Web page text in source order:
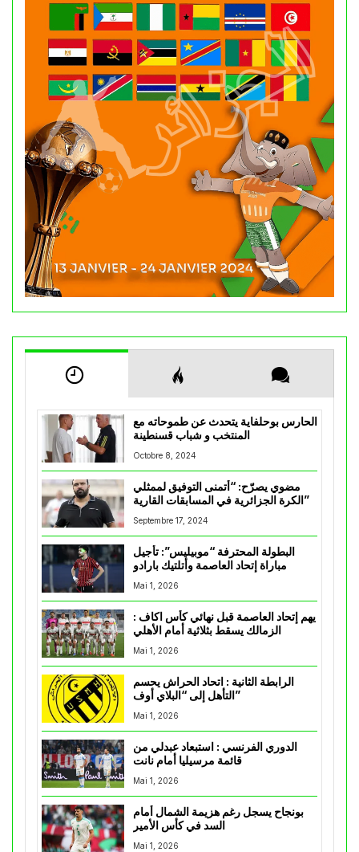
الحارس بوحلفاية يتحدث عن طموحاته مع
المنتخب و شباب قسنطينة
Octobre 8, 2024
مضوي يصرّح: “أتمنى التوفيق لممثلي
الكرة الجزائرية في المسابقات القارية”
Septembre 17, 2024
البطولة المحترفة “موبيليس”: تأجيل
مباراة إتحاد العاصمة وأتلتيك بارادو
Mai 1, 2026
يهم إتحاد العاصمة قبل نهائي كأس اكاف :
Mai 1, 2026
الرابطة الثانية : اتحاد الحراش يحسم
التأهل إلى “البلاي أوف”
Mai 1, 2026
الدوري الفرنسي : استبعاد عبدلي من
قائمة مرسيليا أمام نانت
Mai 1, 2026
بونجاح يسجل رغم هزيمة الشمال أمام
السد في كأس الأمير
Mai 1, 2026